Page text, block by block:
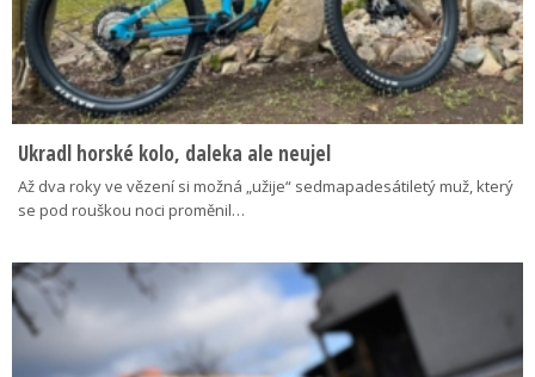
Ukradl horské kolo, daleka ale neujel
Až dva roky ve vězení si možná „užije“ sedmapadesátiletý muž, který
se pod rouškou noci proměnil…